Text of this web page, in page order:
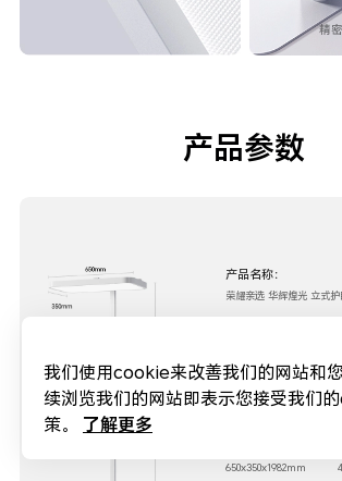
精
产品参数
产品名称：
荣耀亲选 华辉煌光 立式护
功率：
100W
650x350x1982mm
我们使用cookie来改善我们的网站和
续浏览我们的网站即表示您接受我们
策。
了解更多